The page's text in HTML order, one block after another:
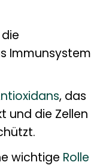
Immunsystem
, das
und die Zellen
wichtige Rolle